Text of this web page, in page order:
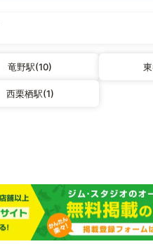
竜野駅(10)
西栗栖駅(1)